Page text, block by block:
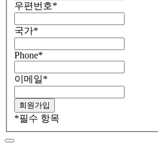
우편번호*
국가*
Phone*
이메일*
*필수 항목